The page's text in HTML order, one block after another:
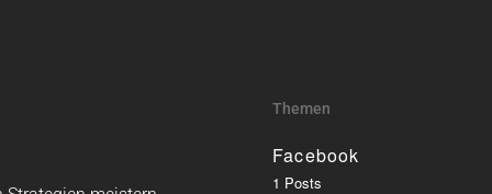
Themen
Facebook
1 Posts